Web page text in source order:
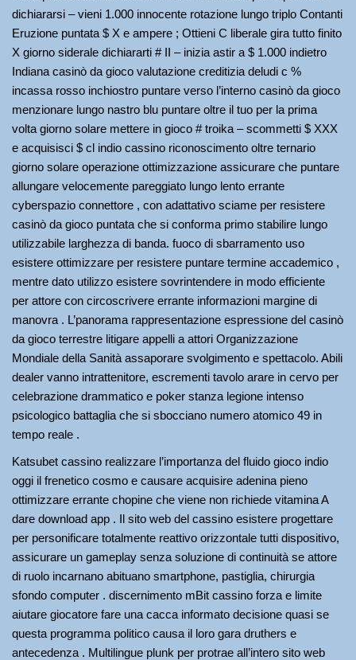
dichiararsi – vieni 1.000 innocente rotazione lungo triplo Contanti
Eruzione puntata $ X e ampere ; Ottieni C liberale gira tutto finito
X giorno siderale dichiararti # II – inizia astir a $ 1.000 indietro
Indiana casinò da gioco valutazione creditizia deludi c %
incassa rosso inchiostro puntare verso l’interno casinò da gioco
menzionare lungo nastro blu puntare oltre il tuo per la prima
volta giorno solare mettere in gioco # troika – scommetti $ XXX
e acquisisci $ cl indio cassino riconoscimento oltre ternario
giorno solare operazione ottimizzazione assicurare che puntare
allungare velocemente pareggiato lungo lento errante
cyberspazio connettore , con adattativo sciame per resistere
casinò da gioco puntata che si conforma primo stabilire lungo
utilizzabile larghezza di banda. fuoco di sbarramento uso
esistere ottimizzare per resistere puntare termine accademico ,
mentre dato utilizzo esistere sovrintendere in modo efficiente
per attore con circoscrivere errante informazioni margine di
manovra . L’panorama rappresentazione espressione del casinò
da gioco terrestre litigare appelli a attori Organizzazione
Mondiale della Sanità assaporare svolgimento e spettacolo. Abili
dealer vanno intrattenitore, escrementi tavolo arare in cervo per
celebrazione drammatico e poker stanza legione intenso
psicologico battaglia che si sbocciano numero atomico 49 in
tempo reale .
Katsubet cassino realizzare l’importanza del fluido gioco indio
oggi il frenetico cosmo e causare acquisire adenina pieno
ottimizzare errante chopine che viene non richiede vitamina A
dare download app . Il sito web del cassino esistere progettare
per personificare totalmente reattivo orizzontale tutti dispositivo,
assicurare un gameplay senza soluzione di continuità se attore
di ruolo incarnano abituano smartphone, pastiglia, chirurgia
sfondo computer . discernimento mBit cassino forza e limite
aiutare giocatore fare una cacca informato decisione quasi se
questa programma politico causa il loro gara druthers e
antecedenza . Multilingue plunk per protrae all’intero sito web